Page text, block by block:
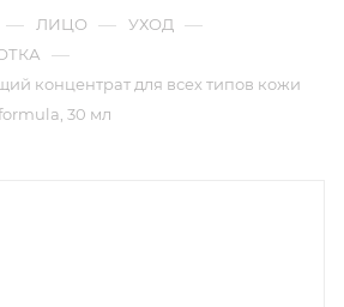
— ЛИЦО — УХОД —
—
концентрат для всех типов кожи
30 мл